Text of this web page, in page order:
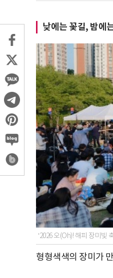
낮에는 꽃길, 밤에
‘2026 오(Oh)! 해피 장미빛
형형색색의 장미가